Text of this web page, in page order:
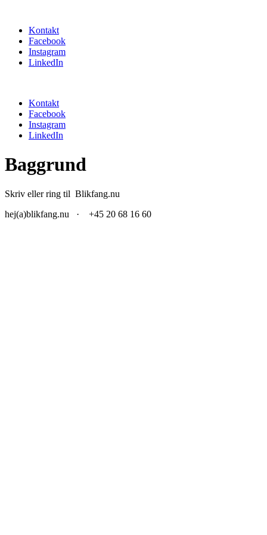
indholdKontakt
Facebook
Instagram
LinkedIn
Kontakt
Facebook
Instagram
LinkedIn
Baggrund
Skriv eller ring til Blikfang.nu
hej(a)blikfang.nu · +45 20 68 16 60